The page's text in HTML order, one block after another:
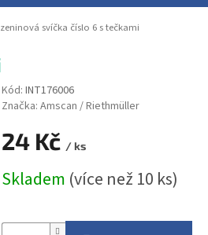
svíčka číslo 6 s tečkami
Kód: INT176006
Značka: Amscan / Riethmüller
24 Kč / ks
cena:
Skladem (více než 10 ks)